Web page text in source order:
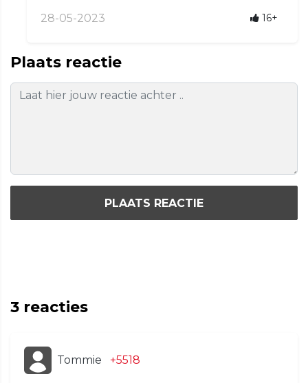
28-05-2023 16+
Plaats reactie
PLAATS REACTIE
3 reacties
Tommie +5518